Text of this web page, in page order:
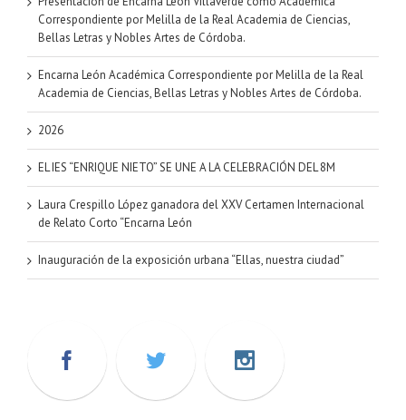
Correspondiente por Melilla de la Real Academia de Ciencias,
Bellas Letras y Nobles Artes de Córdoba.
Encarna León Académica Correspondiente por Melilla de la Real
Academia de Ciencias, Bellas Letras y Nobles Artes de Córdoba.
2026
EL IES “ENRIQUE NIETO” SE UNE A LA CELEBRACIÓN DEL 8M
Laura Crespillo López ganadora del XXV Certamen Internacional
de Relato Corto “Encarna León
Inauguración de la exposición urbana “Ellas, nuestra ciudad”